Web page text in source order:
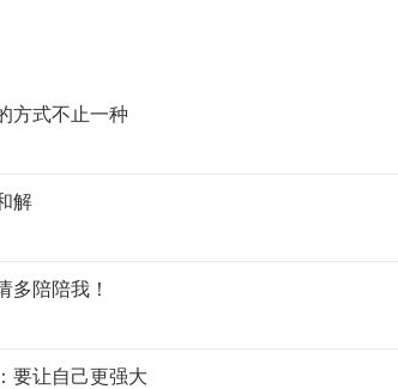
方式不止一种
解
多陪陪我！
要让自己更强大